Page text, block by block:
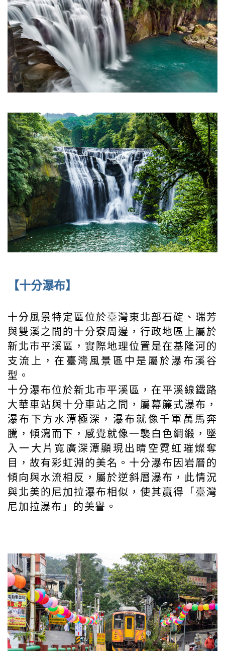
【十分瀑布】
十分風景特定區位於臺灣東北部石碇、瑞芳
與雙溪之間的十分寮周邊，行政地區上屬於
新北市平溪區，實際地理位置是在基隆河的
支流上，在臺灣風景區中是屬於瀑布溪谷
型。
十分瀑布位於新北市平溪區，在平溪線鐵路
大華車站與十分車站之間，屬幕簾式瀑布，
瀑布下方水潭極深，瀑布就像千軍萬馬奔
騰，傾瀉而下，感覺就像一襲白色綢緞，墜
入一大片寬廣深潭顯現出晴空霓虹璀燦奪
目，故有彩虹淵的美名。十分瀑布因岩層的
傾向與水流相反，屬於逆斜層瀑布，此情況
與北美的尼加拉瀑布相似，使其贏得「臺灣
尼加拉瀑布」的美譽。